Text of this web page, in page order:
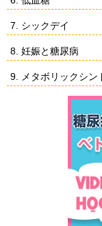
7. シックデイ
8. 妊娠と糖尿病
9. メタボリックシン